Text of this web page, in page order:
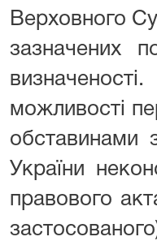
Верховного
зазначених
можливості
обставинами
України
правового